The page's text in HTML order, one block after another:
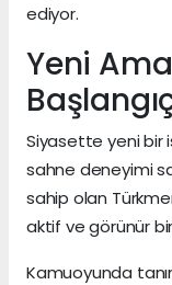
ediyor.
Yeni
Siyasette yeni bir
sahne deneyimi
sahip olan
aktif ve görünür
Kamuoyunda